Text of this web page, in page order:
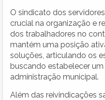
O sindicato dos
crucial na organização e
dos trabalhadores no
mantém uma posição
soluções, articulando os
buscando estabelecer
administração municipal.
Além das reivindicações